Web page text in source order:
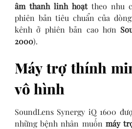
âm thanh linh hoạttheo nhu
phiên bản tiêu chuẩn của
kênh ở phiên bản cao hơn
2000).
Máy trợ thính
vô hình
SoundLens Synergy iQ 1600
những bệnh nhân muốn máy